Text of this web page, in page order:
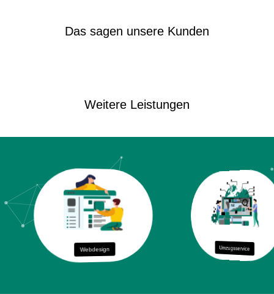
Das sagen unsere Kunden
Weitere Leistungen
Webdesign Umzugsservice